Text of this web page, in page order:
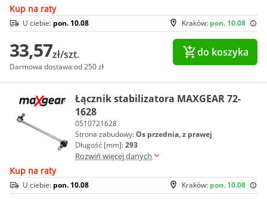
Kup na raty
Kraków: pon. 10.08
U ciebie: pon. 10.08
33,57zł/szt.
Darmowa dostawa od 250 zł
do koszyka
Łącznik stabilizatora MAXGEAR 72-
1628
0510721628
Strona zabudowy:Os przednia, z prawej
Długość [mm]:293
Rozwiń więcej danych
Kup na raty
Kraków: pon. 10.08
U ciebie: pon. 10.08